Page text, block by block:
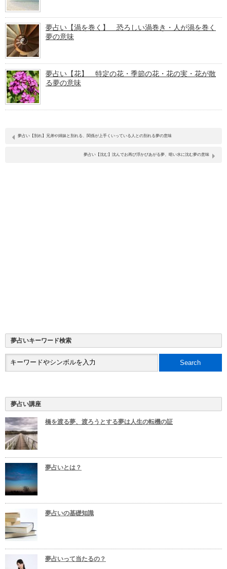
夢占い【渦を巻く】 恐ろしい渦巻き・人が渦を巻く
夢の意味
夢占い【花】 特定の花・季節の花・花の実・花が散
る夢の意味
夢占い【別れ】兄弟や姉妹と別れる、関係が上手くいっている人との別れる夢の意味
夢占い【沈む】沈んでお再び浮かびあがる夢、暗い水に沈む夢の意味
夢占いキーワード検索
夢占い講座
橋を渡る夢、渡ろうとする夢は人生の転機の証
夢占いとは？
夢占いの基礎知識
夢占いって当たるの？